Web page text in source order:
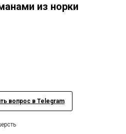
из норки
вопрос в Telegram